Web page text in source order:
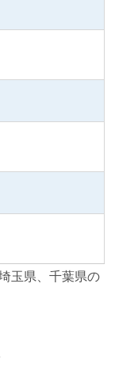
玉県、千葉県の